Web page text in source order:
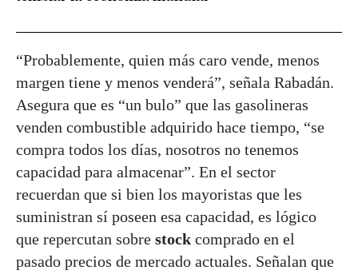
“Probablemente, quien más caro vende, menos
margen tiene y menos venderá”, señala Rabadán.
Asegura que es “un bulo” que las gasolineras
venden combustible adquirido hace tiempo, “se
compra todos los días, nosotros no tenemos
capacidad para almacenar”. En el sector
recuerdan que si bien los mayoristas que les
suministran sí poseen esa capacidad, es lógico
que repercutan sobre stock comprado en el
pasado precios de mercado actuales. Señalan que